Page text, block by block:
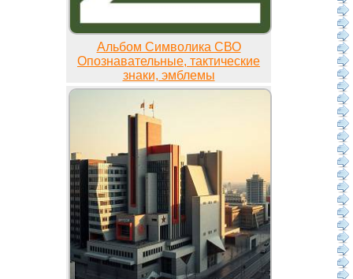
Альбом Символика СВО
Опознавательные, тактические
знаки, эмблемы